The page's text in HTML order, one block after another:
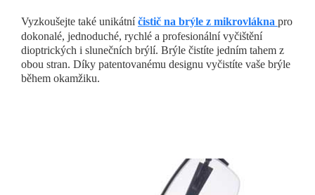
Vyzkoušejte také unikátníčistič na brýle z mikrovlákna pro
dokonalé, jednoduché, rychlé a profesionální vyčištění
dioptrických i slunečních brýlí. Brýle čistíte jedním tahem z
obou stran. Díky patentovanému designu vyčistíte vaše brýle
během okamžiku.